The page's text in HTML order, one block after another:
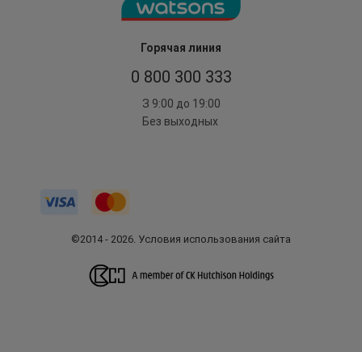
Горячая линия
0 800 300 333
З 9:00 до 19:00
Без выходных
©2014 - 2026. Условия использования сайта